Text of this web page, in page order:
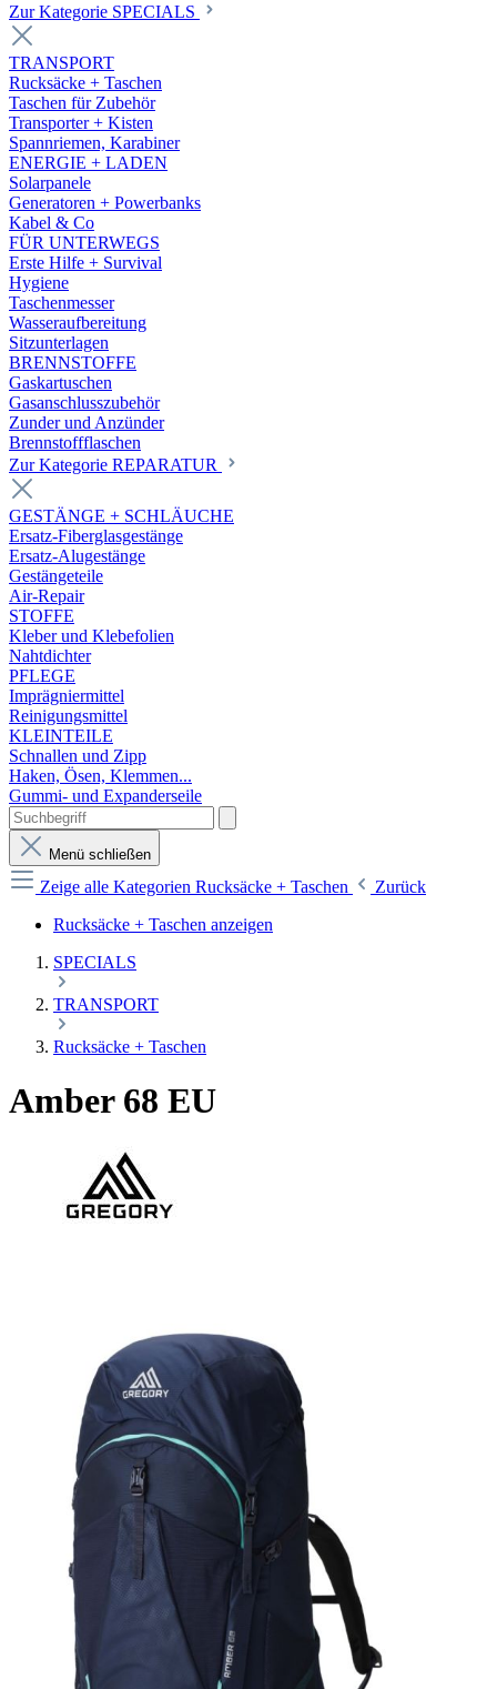
Zur Kategorie SPECIALS
TRANSPORT
Rucksäcke + Taschen
Taschen für Zubehör
Transporter + Kisten
Spannriemen, Karabiner
ENERGIE + LADEN
Solarpanele
Generatoren + Powerbanks
Kabel & Co
FÜR UNTERWEGS
Erste Hilfe + Survival
Hygiene
Taschenmesser
Wasseraufbereitung
Sitzunterlagen
BRENNSTOFFE
Gaskartuschen
Gasanschlusszubehör
Zunder und Anzünder
Brennstoffflaschen
Zur Kategorie REPARATUR
GESTÄNGE + SCHLÄUCHE
Ersatz-Fiberglasgestänge
Ersatz-Alugestänge
Gestängeteile
Air-Repair
STOFFE
Kleber und Klebefolien
Nahtdichter
PFLEGE
Imprägniermittel
Reinigungsmittel
KLEINTEILE
Schnallen und Zipp
Haken, Ösen, Klemmen...
Gummi- und Expanderseile
Menü schließen
Zeige alle Kategorien Rucksäcke + Taschen
Zurück
Rucksäcke + Taschen anzeigen
SPECIALS
TRANSPORT
Rucksäcke + Taschen
Amber 68 EU